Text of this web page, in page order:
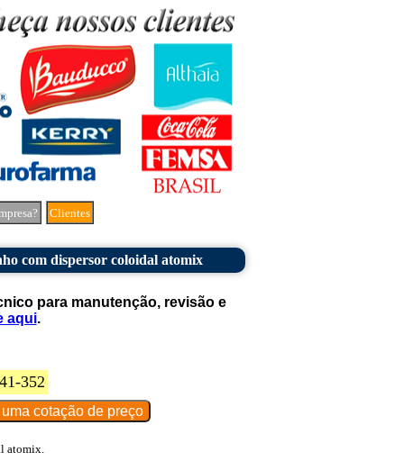
Clientes
com dispersor coloidal atomix
para manutenção, revisão e
aqui.
352
atomix.